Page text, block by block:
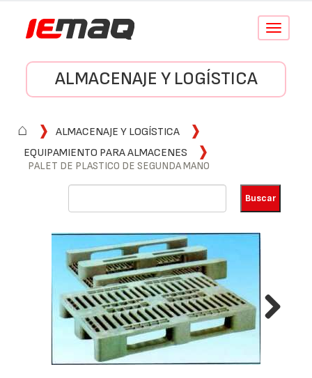
Conmutar
ALMACENAJE Y LOGÍSTICA
⌂
ALMACENAJE Y LOGÍSTICA
EQUIPAMIENTO PARA ALMACENES
PALET DE PLASTICO DE SEGUNDA MANO